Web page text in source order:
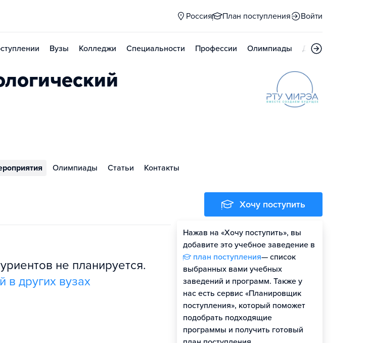
Россия План поступления Войти
Вузы Колледжи Специальности Профессии Олимпиады Дни открытых
Олимпиады Статьи Контакты
не планируется.
других вузах
Хочу поступить
Нажав на «Хочу поступить», вы
добавите это учебное заведение в
план поступления— список
выбранных вами учебных
заведений и программ. Также у
нас есть сервис «Планировщик
поступления», который поможет
подобрать подходящие
программы и получить готовый
Оценить шансы